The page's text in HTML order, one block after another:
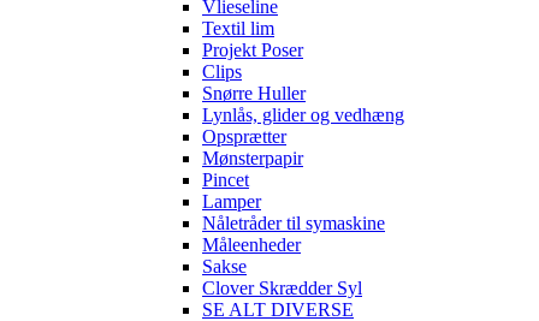
Vlieseline
Textil lim
Projekt Poser
Clips
Snørre Huller
Lynlås, glider og vedhæng
Opsprætter
Mønsterpapir
Pincet
Lamper
Nåletråder til symaskine
Måleenheder
Sakse
Clover Skrædder Syl
SE ALT DIVERSE